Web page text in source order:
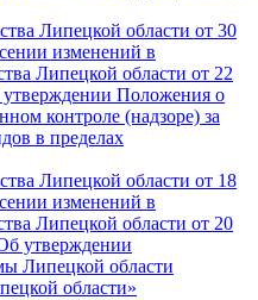
Липецкой области от 30
изменений в
Липецкой области от 22
Положения о
контроле (надзоре) за
в пределах
Липецкой области от 18
изменений в
Липецкой области от 20
утверждении
Липецкой области
области»